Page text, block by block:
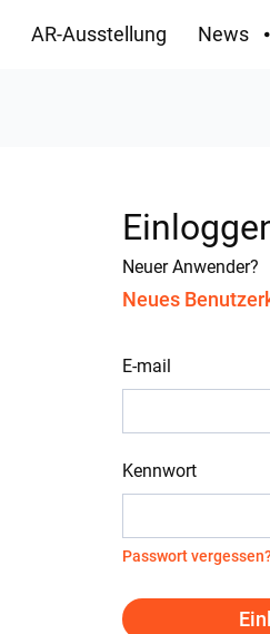
AR-Ausstellung News
Neuer Anwender?
Neues
E-mail
Kennwort
Passwort